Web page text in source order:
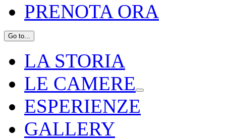
PRENOTA ORA
Go to...
LA STORIA
LE CAMERE
ESPERIENZE
GALLERY